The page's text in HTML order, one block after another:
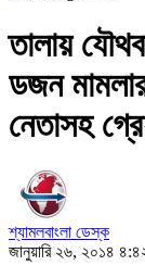
তালায়
ডজন
নেতাসহ
শ্যামলবাংলা ডেস্ক
জানুয়ারি ২৬, ২০১৪